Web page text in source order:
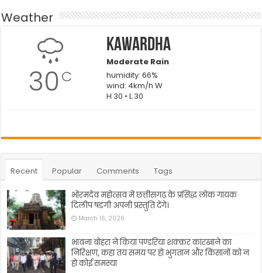
Weather
30 C
Kawardha
Moderate Rain
humidity: 66%
wind: 4km/h W
H 30 • L 30
Recent Popular Comments Tags
भोरमदेव महोत्सव में छत्तीसगढ़ के प्रसिद्ध लोक गायक
दिलीप षडंगी अपनी प्रस्तुति देंगे।
March 16, 2026
भावना बोहरा ने किया पण्डरिया शक्कर कारखाने का
निरिक्षण, कहा तय समय पर हो भुगतान और किसानों को न
हो कोई समस्या